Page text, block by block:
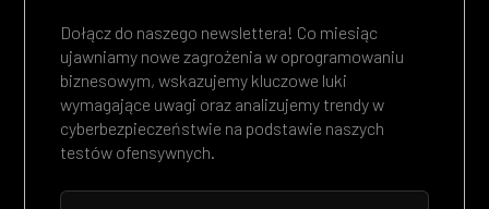
Dołącz do naszego newslettera! Co miesiąc
ujawniamy nowe zagrożenia w oprogramowaniu
biznesowym, wskazujemy kluczowe luki
wymagające uwagi oraz analizujemy trendy w
cyberbezpieczeństwie na podstawie naszych
testów ofensywnych.